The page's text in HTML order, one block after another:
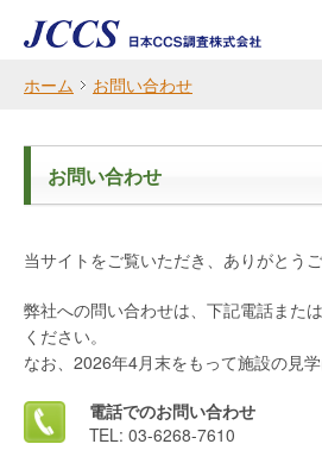
サイト利用案内
ホーム お問い合わせ
お問い合わせ
当サイトをご覧いただき、ありがとうご
弊社への問い合わせは、下記電話また
ください。
なお、2026年4月末をもって施設の見学
電話でのお問い合わせ
TEL: 03-6268-7610